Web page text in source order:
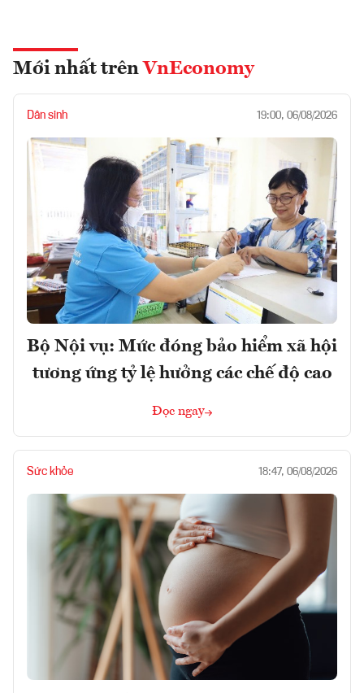
Mới nhất trên VnEconomy
Dân sinh 19:00, 06/08/2026
Bộ Nội vụ: Mức đóng bảo hiểm xã hội
tương ứng tỷ lệ hưởng các chế độ cao
Đọc ngay
Sức khỏe 18:47, 06/08/2026